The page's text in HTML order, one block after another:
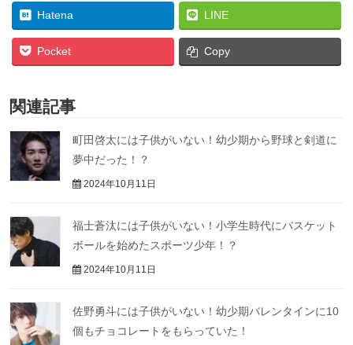
Hatena LINE
Pocket Copy
関連記事
町田啓太には子供がいない！幼少期から野球と剣道に
夢中だった！？
2024年10月11日
福士蒼汰には子供がいない！小学生時代にバスケット
ボールを始めたスポーツ少年！？
2024年10月11日
佐野勇斗には子供がいない！幼少期バレンタインに10
個もチョコレートをもらっていた！